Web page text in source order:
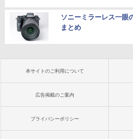
ソニーミラーレス一眼
まとめ
本サイトのご利用について
広告掲載のご案内
プライバシーポリシー